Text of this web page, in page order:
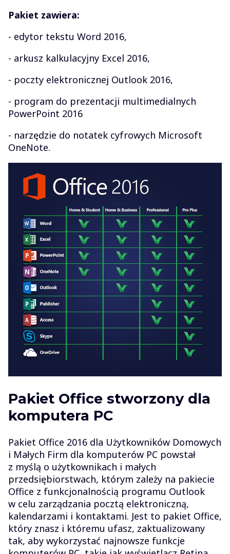
Pakiet zawiera:
- edytor tekstu Word 2016,
- arkusz kalkulacyjny Excel 2016,
- poczty elektronicznej Outlook 2016,
- program do prezentacji multimedialnych
PowerPoint 2016
- narzędzie do notatek cyfrowych Microsoft
OneNote.
Pakiet Office stworzony dla
komputera PC
Pakiet Office 2016 dla Użytkowników Domowych
i Małych Firm dla komputerów PC powstał
z myślą o użytkownikach i małych
przedsiębiorstwach, którym zależy na pakiecie
Office z funkcjonalnością programu Outlook
w celu zarządzania pocztą elektroniczną,
kalendarzami i kontaktami. Jest to pakiet Office,
który znasz i któremu ufasz, zaktualizowany
tak, aby wykorzystać najnowsze funkcje